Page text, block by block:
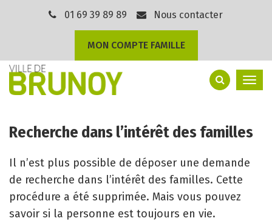
01 69 39 89 89 Nous contacter
MON COMPTE FAMILLE
Recherche dans l’intérêt des familles
Il n’est plus possible de déposer une demande
de recherche dans l’intérêt des familles. Cette
procédure a été supprimée. Mais vous pouvez
savoir si la personne est toujours en vie.